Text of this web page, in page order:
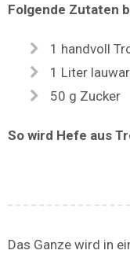
Folgende Zutaten
1 handvoll
1 Liter
50 g Zucker
So wird Hefe aus
Das Ganze wird in